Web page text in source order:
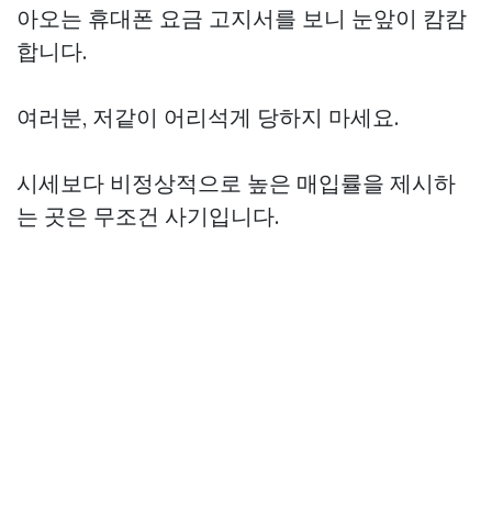
아오는 휴대폰 요금 고지서를 보니 눈앞이 캄캄
합니다.
여러분, 저같이 어리석게 당하지 마세요.
시세보다 비정상적으로 높은 매입률을 제시하
는 곳은 무조건 사기입니다.